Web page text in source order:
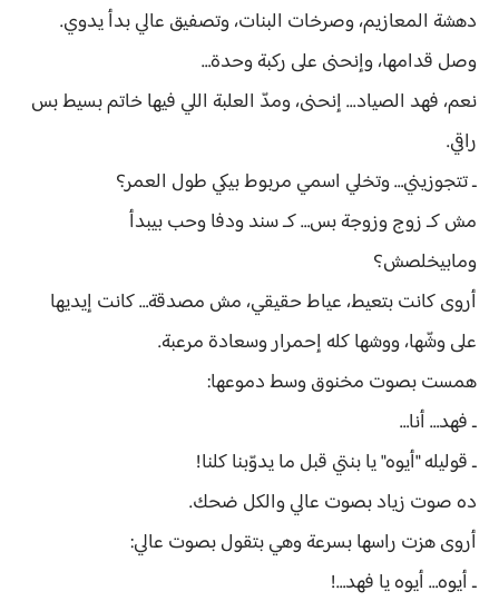
دهشة المعازيم، وصرخات البنات، وتصفيق عالي بدأ يدوي.
وصل قدامها، وإنحنى على ركبة وحدة…
نعم، فهد الصياد... إنحنى، ومدّ العلبة اللي فيها خاتم بسيط بس
راقي.
ـ تتجوزيني… وتخلي اسمي مربوط بيكي طول العمر؟
مش كـ زوج وزوجة بس… كـ سند ودفا وحب بيبدأ
ومابيخلصش؟
أروى كانت بتعيط، عياط حقيقي، مش مصدقة… كانت إيديها
على وشّها، ووشها كله إحمرار وسعادة مرعبة.
همست بصوت مخنوق وسط دموعها:
ـ فهد… أنا…
ـ قوليله "أيوه" يا بنتي قبل ما يدوّبنا كلنا!
ده صوت زياد بصوت عالي والكل ضحك.
أروى هزت راسها بسرعة وهي بتقول بصوت عالي:
ـ أيوه… أيوه يا فهد…!